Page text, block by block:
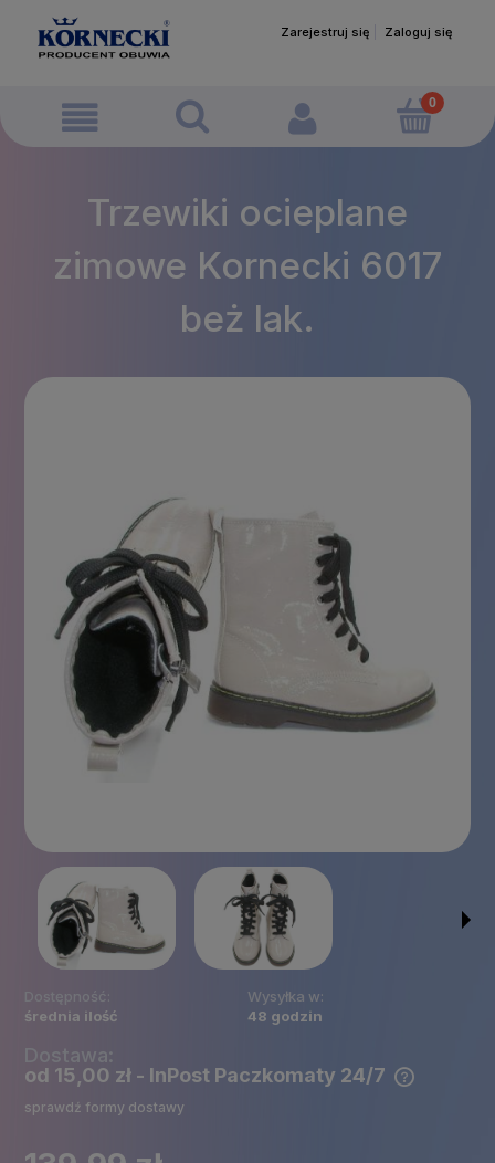
Zarejestruj się Zaloguj się
Trzewiki ocieplane
zimowe Kornecki 6017
beż lak.
Dostępność:
średnia ilość
Wysyłka w:
48 godzin
Dostawa:
od 15,00 zł - InPost Paczkomaty 24/7
sprawdź formy dostawy